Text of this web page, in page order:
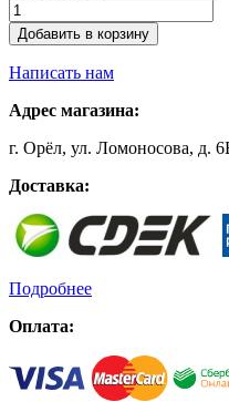
Добавить в корзину
Написать нам
Адрес магазина:
г. Орёл, ул. Ломоносова,
Доставка:
Подробнее
Оплата: